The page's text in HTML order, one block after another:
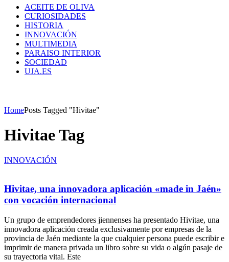
ACEITE DE OLIVA
CURIOSIDADES
HISTORIA
INNOVACIÓN
MULTIMEDIA
PARAISO INTERIOR
SOCIEDAD
UJA.ES
HomePosts Tagged "Hivitae"
Hivitae Tag
INNOVACIÓN
Hivitae, una innovadora aplicación «made in Jaén»
con vocación internacional
Un grupo de emprendedores jiennenses ha presentado Hivitae, una
innovadora aplicación creada exclusivamente por empresas de la
provincia de Jaén mediante la que cualquier persona puede escribir e
imprimir de manera privada un libro sobre su vida o algún pasaje de
su trayectoria vital. Este